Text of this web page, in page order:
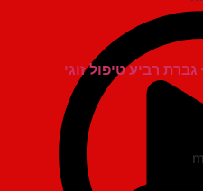
טיפול זוגי